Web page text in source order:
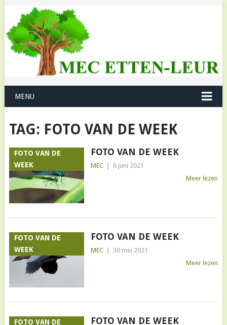
MENU
TAG: FOTO VAN DE WEEK
FOTO VAN DE
WEEK
FOTO VAN DE WEEK
MEC
6 juni 2021
Meer lezen
FOTO VAN DE
WEEK
FOTO VAN DE WEEK
MEC
30 mei 2021
Meer lezen
FOTO VAN DE
FOTO VAN DE WEEK